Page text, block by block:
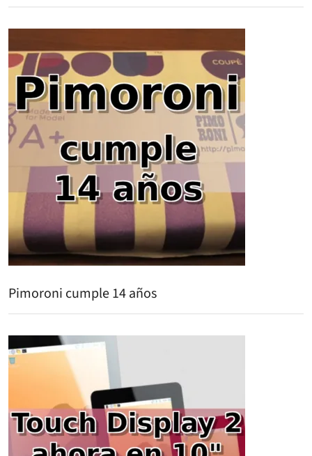
Pimoroni cumple 14 años